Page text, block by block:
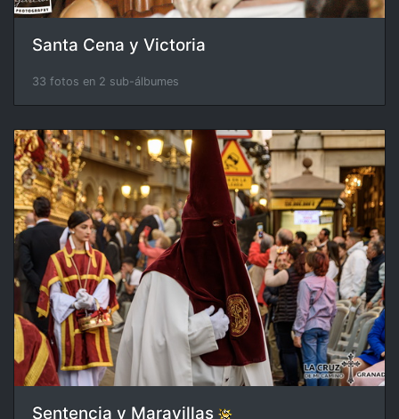
Santa Cena y Victoria
33 fotos en 2 sub-álbumes
Sentencia y Maravillas